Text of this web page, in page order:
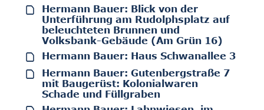
Hermann Bauer: Blick von der
Unterführung am Rudolphsplatz auf
beleuchteten Brunnen und
Volksbank-Gebäude (Am Grün 16)
Hermann Bauer: Haus Schwanallee 3
Hermann Bauer: Gutenbergstraße 7
mit Baugerüst: Kolonialwaren
Schade und Füllgraben